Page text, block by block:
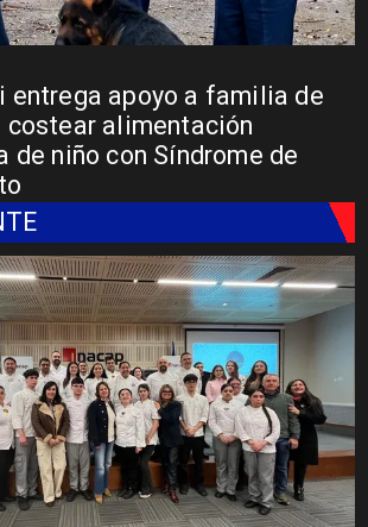
entrega apoyo a familia de
costear alimentación
de niño con Síndrome de